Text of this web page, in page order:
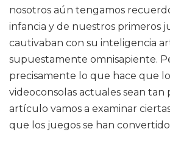
nosotros aún tengamos
infancia y de nuestros primeros
cautivaban con su inteligencia
supuestamente omnisapiente.
precisamente lo que hace que
videoconsolas actuales sean tan
artículo vamos a examinar
que los juegos se han